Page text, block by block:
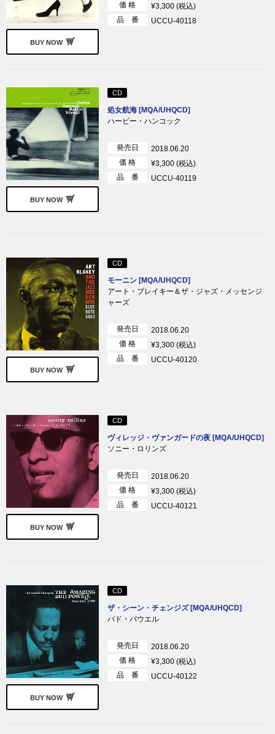
BUY NOW
価 格
¥3,300 (税込)
品 番
UCCU-40118
BUY NOW
CD
処女航海 [MQA/UHQCD]
ハービー・ハンコック
発売日
2018.06.20
価 格
¥3,300 (税込)
品 番
UCCU-40119
BUY NOW
CD
モーニン [MQA/UHQCD]
アート・ブレイキー＆ザ・ジャズ・メッセンジ
ャーズ
発売日
2018.06.20
価 格
¥3,300 (税込)
品 番
UCCU-40120
BUY NOW
CD
ヴィレッジ・ヴァンガードの夜 [MQA/UHQCD]
ソニー・ロリンズ
発売日
2018.06.20
価 格
¥3,300 (税込)
品 番
UCCU-40121
BUY NOW
CD
ザ・シーン・チェンジズ [MQA/UHQCD]
バド・パウエル
発売日
2018.06.20
価 格
¥3,300 (税込)
品 番
UCCU-40122